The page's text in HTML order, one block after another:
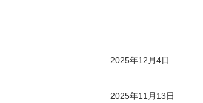
2025年12月4日
2025年11月13日